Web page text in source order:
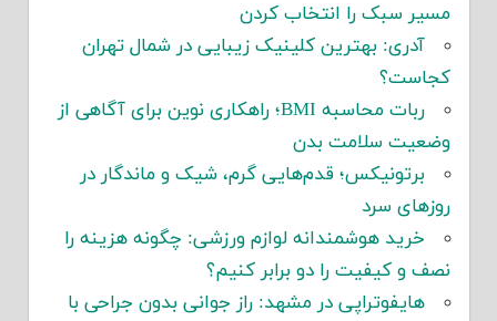
مسیر سبک را انتخاب کردن
آدری: بهترین کلینیک زیبایی در شمال تهران
کجاست؟
ربات محاسبه BMI؛ راهکاری نوین برای آگاهی از
وضعیت سلامت بدن
برتونیکس؛ قدم‌هایی گرم، شیک و ماندگار در
روزهای سرد
خرید هوشمندانه لوازم ورزشی: چگونه هزینه را
نصف و کیفیت را دو برابر کنیم؟
هایفوتراپی در مشهد: راز جوانی بدون جراحی با